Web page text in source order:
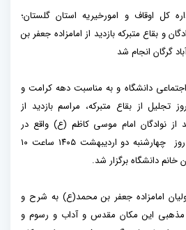
کل اوقاف و امورخیریه استان گلستان؛
و بقاع متبرکه بازدید از امامزاده جعفر بن
گرگان انجام شد
دانشگاه و به مناسبت دهه کرامت و
تجلیل از بقاع متبرکه، مراسم بازدید از
از نوادگان امام موسی کاظم (ع) واقع در
روستای ولیک آباد گرگان در روز چهارشنبه دو اردیبهشت ۱۴۰۵ ساعت ۱۰
دانشگاه برگزار شد.
امامزاده جعفر بن محمد(ع) به شرح و
این مکان مقدس و آداب و رسوم و